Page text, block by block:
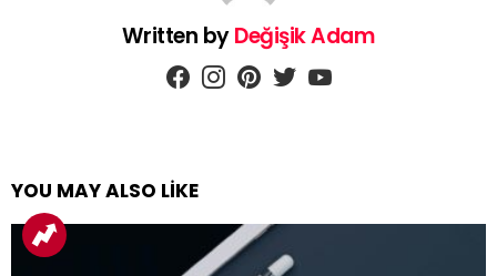
Written byDeğişik Adam
YOU MAY ALSO LIKE